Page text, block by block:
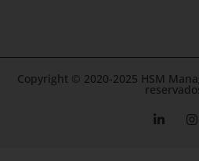
Copyright © 2020-2025 HSM